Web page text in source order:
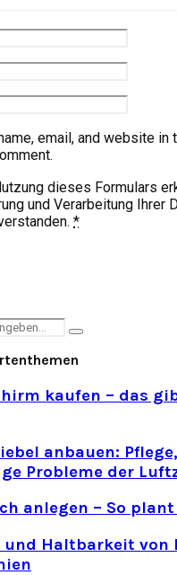
email, and website
dieses Formulars
und Verarbeitung Ihrer
*
Search
kaufen – das
anbauen:
Probleme der
anlegen – So
und Haltbarkeit von